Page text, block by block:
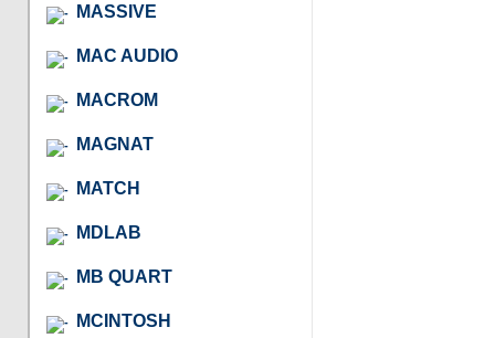
MASSIVE
MAC AUDIO
MACROM
MAGNAT
MATCH
MDLAB
MB QUART
MCINTOSH